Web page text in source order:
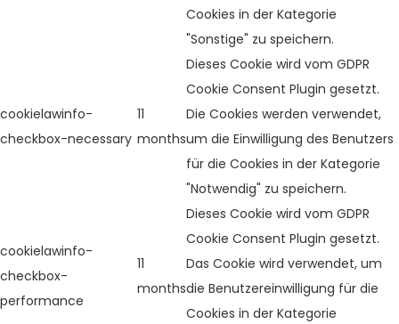
Cookies in der Kategorie
"Sonstige" zu speichern.
cookielawinfo-
checkbox-necessary
11
months
Dieses Cookie wird vom GDPR
Cookie Consent Plugin gesetzt.
Die Cookies werden verwendet,
um die Einwilligung des Benutzers
für die Cookies in der Kategorie
"Notwendig" zu speichern.
cookielawinfo-
checkbox-
performance
11
months
Dieses Cookie wird vom GDPR
Cookie Consent Plugin gesetzt.
Das Cookie wird verwendet, um
die Benutzereinwilligung für die
Cookies in der Kategorie